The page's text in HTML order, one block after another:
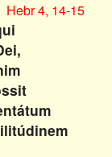
Hebr 4, 14-15